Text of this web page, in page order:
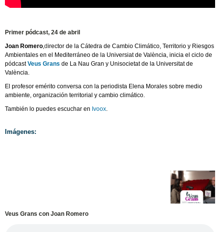
Primer pódcast, 24 de abril
Joan Romero,director de la Cátedra de Cambio Climático, Territorio y Riesgos
Ambientales en el Mediterráneo de la Universiat de València, inicia el ciclo de
pódcastVeus Grans de La Nau Gran y Unisocietat de la Universitat de
València.
El profesor emérito conversa con la periodista Elena Morales sobre medio
ambiente, organización territorial y cambio climático.
También lo puedes escuchar en Ivoox.
Imágenes:
Veus Grans con Joan Romero